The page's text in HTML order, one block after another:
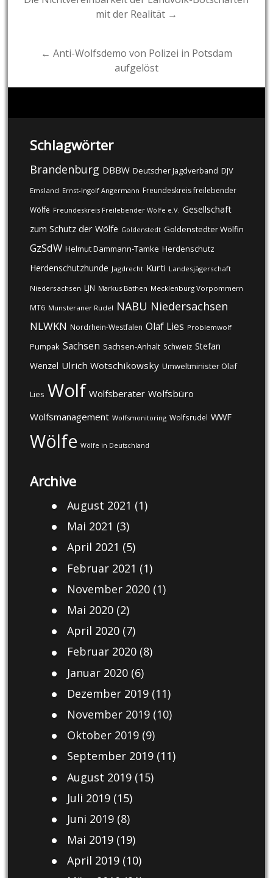
navigationmit der Realität →
← Anti-Wolfsdemo von Polizei in Potsdam
aufgelöst
Schlagwörter
Brandenburg DBBW Deutscher Jagdverband DJV
Emsland Ernst-Ingolf Angermann Freundeskreis freilebender
Wölfe Freundeskreis Freilebender Wölfe e.V. Gesellschaft
zum Schutz der Wölfe Goldenstedt Goldenstedter Wölfin
GzSdW Helmut Dammann-Tamke Herdenschutz
Herdenschutzhunde Jagdrecht Kurti Landesjägerschaft
Niedersachsen LJN Markus Bathen Mecklenburg Vorpommern
MT6 Munsteraner Rudel NABU Niedersachsen
NLWKN Nordrhein-Westfalen Olaf Lies Problemwolf
Pumpak Sachsen Sachsen-Anhalt Schweiz Stefan
Wenzel Ulrich Wotschikowsky Umweltminister Olaf
Lies Wolf Wolfsberater Wolfsbüro
Wolfsmanagement Wolfsmonitoring Wolfsrudel WWF
Wölfe Wölfe in Deutschland
Archive
August 2021 (1)
Mai 2021 (3)
April 2021 (5)
Februar 2021 (1)
November 2020(1)
Mai 2020(2)
April 2020(7)
Februar 2020(8)
Januar 2020(6)
Dezember 2019(11)
November 2019(10)
Oktober 2019(9)
September 2019(11)
August 2019(15)
Juli 2019(15)
Juni 2019(8)
Mai 2019(19)
April 2019(10)